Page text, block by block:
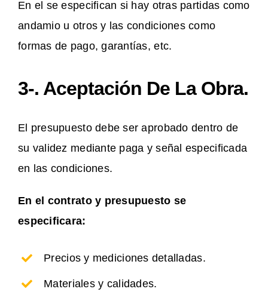
En el se especifican si hay otras partidas como
andamio u otros y las condiciones como
formas de pago, garantías, etc.
3-. Aceptación De La Obra.
El presupuesto debe ser aprobado dentro de
su validez mediante paga y señal especificada
en las condiciones.
En el contrato y presupuesto se
especificara:
Precios y mediciones detalladas.
Materiales y calidades.